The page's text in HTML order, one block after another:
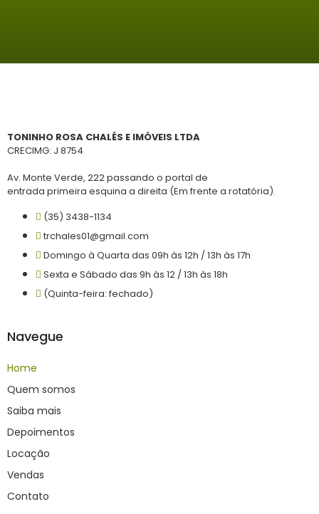
TONINHO ROSA CHALÉS E IMÓVEIS LTDA
CRECIMG: J 8754
Av. Monte Verde, 222 passando o portal de
entrada primeira esquina a direita (Em frente a rotatória).
(35) 3438-1134
trchales01@gmail.com
Domingo à Quarta das 09h às 12h / 13h às 17h
Sexta e Sábado das 9h às 12 / 13h às 18h
(Quinta-feira: fechado)
Navegue
Home
Quem somos
Saiba mais
Depoimentos
Locação
Vendas
Contato